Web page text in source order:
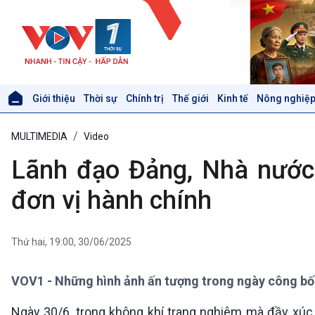
Giới thiệu Thời sự Chính trị Thế giới Kinh tế Nông
Thời sự 12h
Thời sự 18h
Thời sự 21h30
Bản tin
Xã hội
Tin Đời sống & Xã hội
Khoa học & Công nghệ
Tin Khoa học & Công nghệ
MULTIMEDIA Video
Lãnh đạo Đảng, Nhà
đơn vị hành chính
Thứ hai, 19:00, 30/06/2025
VOV1 - Những hình ảnh ấn tượng trong ngày công
Ngày 30/6, trong không khí trang nghiêm mà đầy